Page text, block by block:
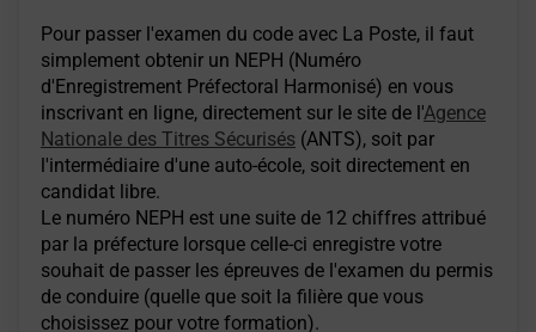
Pour passer l'examen du code avec La Poste, il faut
simplement obtenir un NEPH (Numéro
d'Enregistrement Préfectoral Harmonisé) en vous
inscrivant en ligne, directement sur le site de l'Agence
Nationale des Titres Sécurisés (ANTS), soit par
l'intermédiaire d'une auto-école, soit directement en
candidat libre.
Le numéro NEPH est une suite de 12 chiffres attribué
par la préfecture lorsque celle-ci enregistre votre
souhait de passer les épreuves de l'examen du permis
de conduire (quelle que soit la filière que vous
choisissez pour votre formation).